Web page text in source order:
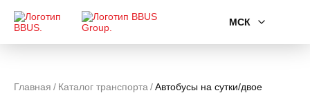
МСК
Главная Каталог транспорта Автобусы на сутки/двое